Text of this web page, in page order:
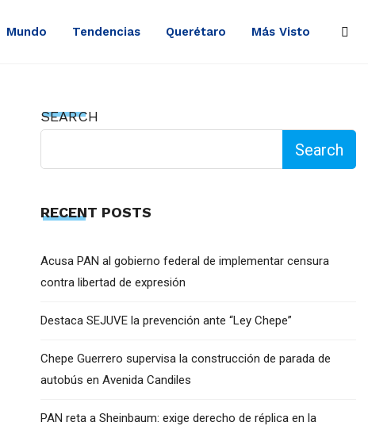
Mundo Tendencias Querétaro Más Visto
SEARCH
Search
RECENT POSTS
Acusa PAN al gobierno federal de implementar censura
contra libertad de expresión
Destaca SEJUVE la prevención ante “Ley Chepe”
Chepe Guerrero supervisa la construcción de parada de
autobús en Avenida Candiles
PAN reta a Sheinbaum: exige derecho de réplica en la